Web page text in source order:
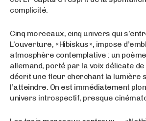
complicité.
Cinq morceaux, cinq univers qui
L’ouverture, « Hibiskus », impose
atmosphère contemplative : un
allemand, porté par la voix délicate
décrit une fleur cherchant la lumière
l’atteindre. On est immédiatement
univers introspectif, presque